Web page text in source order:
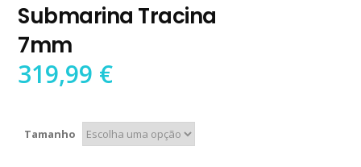
Submarina Tracina
7mm
319,99 €
Tamanho